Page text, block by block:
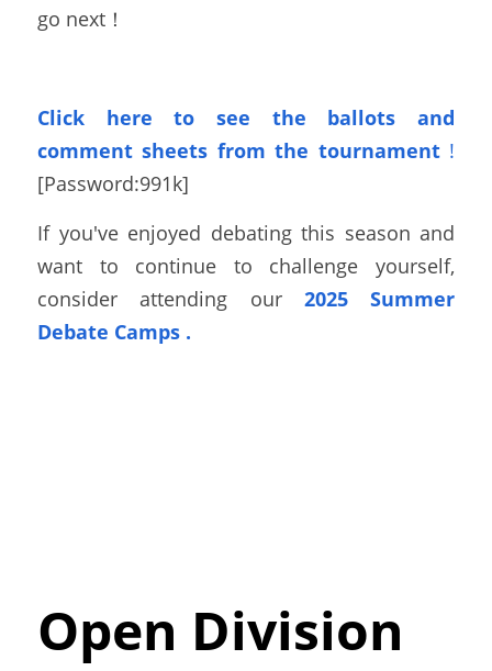
go next！
Click here to see the ballots
and
comment sheets from the tournament !
[Password:991k]
If you've enjoyed debating this season and
want to continue to challenge yourself,
consider attending our 2025 Summer
Debate Camps .
Open Division